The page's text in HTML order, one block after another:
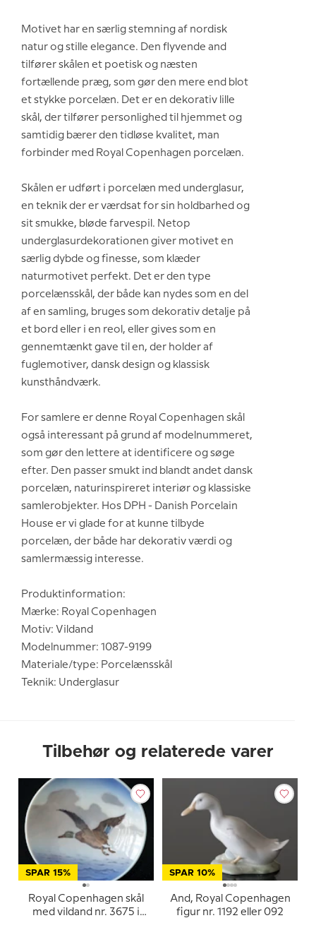
Motivet har en særlig stemning af nordisk
natur og stille elegance. Den flyvende and
tilfører skålen et poetisk og næsten
fortællende præg, som gør den mere end blot
et stykke porcelæn. Det er en dekorativ lille
skål, der tilfører personlighed til hjemmet og
samtidig bærer den tidløse kvalitet, man
forbinder med Royal Copenhagen porcelæn.
Skålen er udført i porcelæn med underglasur,
en teknik der er værdsat for sin holdbarhed og
sit smukke, bløde farvespil. Netop
underglasurdekorationen giver motivet en
særlig dybde og finesse, som klæder
naturmotivet perfekt. Det er den type
porcelænsskål, der både kan nydes som en del
af en samling, bruges som dekorativ detalje på
et bord eller i en reol, eller gives som en
gennemtænkt gave til en, der holder af
fuglemotiver, dansk design og klassisk
kunsthåndværk.
For samlere er denne Royal Copenhagen skål
også interessant på grund af modelnummeret,
som gør den lettere at identificere og søge
efter. Den passer smukt ind blandt andet dansk
porcelæn, naturinspireret interiør og klassiske
samlerobjekter. Hos DPH - Danish Porcelain
House er vi glade for at kunne tilbyde
porcelæn, der både har dekorativ værdi og
samlermæssig interesse.
Produktinformation:
Mærke: Royal Copenhagen
Motiv: Vildand
Modelnummer: 1087-9199
Materiale/type: Porcelænsskål
Teknik: Underglasur
Tilbehør og relaterede varer
SPAR 15%
Royal Copenhagen skål
med vildand nr. 3675 i
SPAR 10%
And, Royal Copenhagen
figur nr. 1192 eller 092